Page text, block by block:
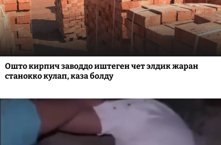
Ошто кирпич заводдо иштеген чет элдик жаран
станокко кулап, каза болду